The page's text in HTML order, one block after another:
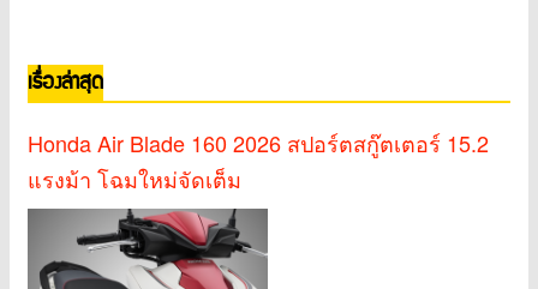
เรื่องล่าสุด
Honda Air Blade 160 2026 สปอร์ตสกู๊ตเตอร์ 15.2
แรงม้า โฉมใหม่จัดเต็ม